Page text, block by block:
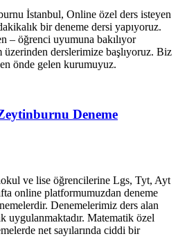
İstanbul, Online özel ders isteyen
bir deneme dersi yapıyoruz.
– öğrenci uyumuna bakılıyor
üzerinden derslerimize başlıyoruz. Biz
önde gelen kurumuyuz.
Deneme
ve lise öğrencilerine Lgs, Tyt, Ayt
online platformumuzdan deneme
Denemelerimiz ders alan
uygulanmaktadır. Matematik özel
net sayılarında ciddi bir